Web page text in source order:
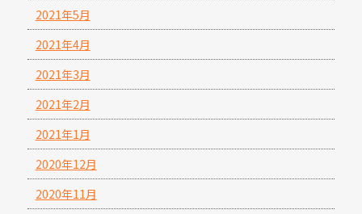
2021年5月
2021年4月
2021年3月
2021年2月
2021年1月
2020年12月
2020年11月